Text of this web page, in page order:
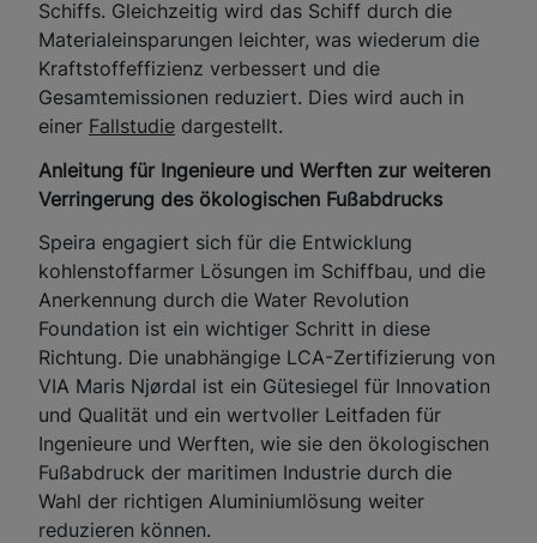
Schiffs. Gleichzeitig wird das Schiff durch die
Materialeinsparungen leichter, was wiederum die
Kraftstoffeffizienz verbessert und die
Gesamtemissionen reduziert. Dies wird auch in
einer Fallstudie dargestellt.
Anleitung für Ingenieure und Werften zur weiteren
Verringerung des ökologischen Fußabdrucks
Speira engagiert sich für die Entwicklung
kohlenstoffarmer Lösungen im Schiffbau, und die
Anerkennung durch die Water Revolution
Foundation ist ein wichtiger Schritt in diese
Richtung. Die unabhängige LCA-Zertifizierung von
VIA Maris Njørdal ist ein Gütesiegel für Innovation
und Qualität und ein wertvoller Leitfaden für
Ingenieure und Werften, wie sie den ökologischen
Fußabdruck der maritimen Industrie durch die
Wahl der richtigen Aluminiumlösung weiter
reduzieren können.